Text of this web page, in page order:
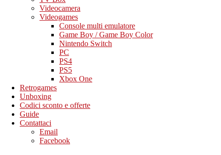
Videocamera
Videogames
Console multi emulatore
Game Boy / Game Boy Color
Nintendo Switch
PC
PS4
PS5
Xbox One
Retrogames
Unboxing
Codici sconto e offerte
Guide
Contattaci
Email
Facebook